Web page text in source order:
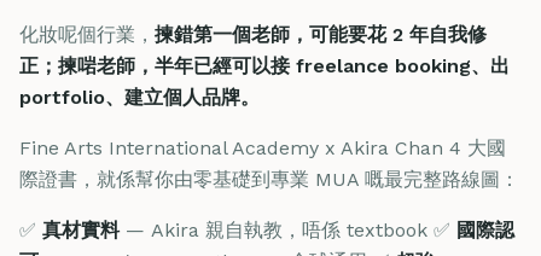
化妝呢個行業， 揀錯第一個老師，可能要花 2 年自我修
正；揀啱老師，半年已經可以接 freelance booking、出
portfolio、建立個人品牌。
Fine Arts International Academy x Akira Chan 4 大國
際證書，就係幫你由零基礎到專業 MUA 嘅最完整路線圖：
✅ 真材實料— Akira 親自執教，唔係 textbook ✅ 國際認